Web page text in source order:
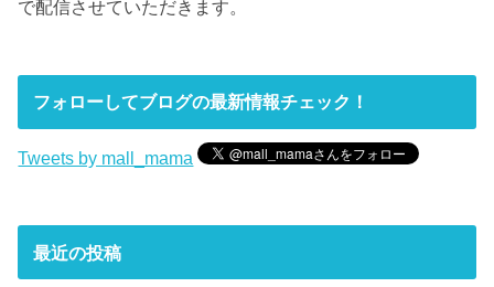
で配信させていただきます。
フォローしてブログの最新情報チェック！
Tweets by mall_mama
最近の投稿